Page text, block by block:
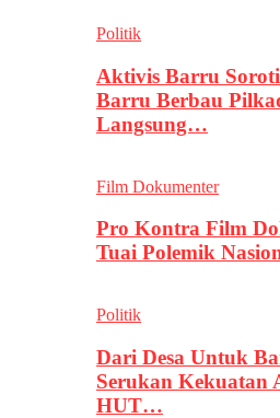
Politik
Aktivis Barru Soroti
Barru Berbau
Langsung…
Film Dokumenter
Pro Kontra Film
Tuai Polemik
Politik
Dari Desa Untuk
Serukan Kekuatan
HUT…